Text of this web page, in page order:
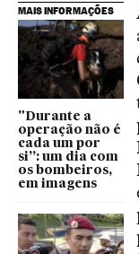
MAIS INFORMAÇÕES
"Durante a
operação não é
cada um por
si”: um dia com
os bombeiros,
em imagens